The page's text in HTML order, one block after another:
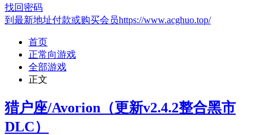
找回密码
到最新地址付款或购买会员https://www.acghuo.top/
首页
正常向游戏
全部游戏
正文
猎户座/Avorion（更新v2.4.2整合黑市
DLC）